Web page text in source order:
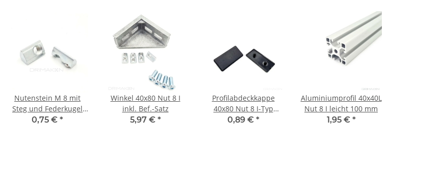
Nutenstein M 8 mit
Steg und Federkugel
Nut 8 I
0,75 € *
Winkel 40x80 Nut 8 I
inkl. Bef.-Satz
5,97 € *
Profilabdeckkappe
40x80 Nut 8 I-Typ
schwarz
0,89 € *
Aluminiumprofil 40x40L
Nut 8 I leicht 100 mm
1,95 € *